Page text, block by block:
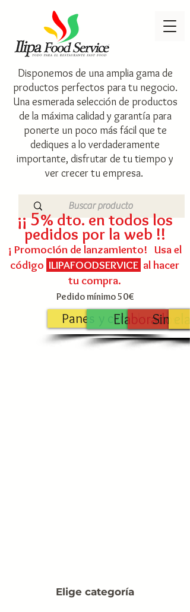
Disponemos de una amplia gama de
productos perfectos para tu negocio.
Una esmerada selección de productos
de la máxima calidad y garantía para
ponerte un poco más fácil que te
dediques a lo verdaderamente
importante, disfrutar de tu tiempo y
ver crecer tu empresa.
¡¡5% dto. en todos los
pedidos por la web !!
¡ Promoción de lanzamiento! Usa el
código ILIPAFOODSERVICE al hacer
tu compra.
Pedido mínimo 50€
Panes y cereales
Elaborados
Sin
Elige categoría